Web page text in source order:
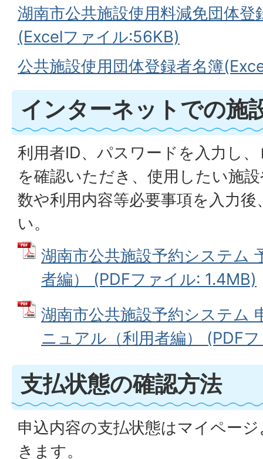
湖南市公共施設使用料減免団体登
(Excelファイル:56KB)
公共施設使用団体登録者名簿
インターネットでの施
利用者ID、パスワードを入力し
を確認いただき、使用したい施
数や利用内容等必要事項を入力
い。
湖南市公共施設予約システム
者編） (PDFファイル: 1.4MB)
湖南市公共施設予約システム
ニュアル（利用者編） (PDF
支払状態の確認方法
申込内容の支払状態はマイペー
きます。